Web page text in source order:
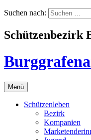
Suchen nach:
Schützenbezirk
Menü
Schützenleben
Bezirk
Kompanien